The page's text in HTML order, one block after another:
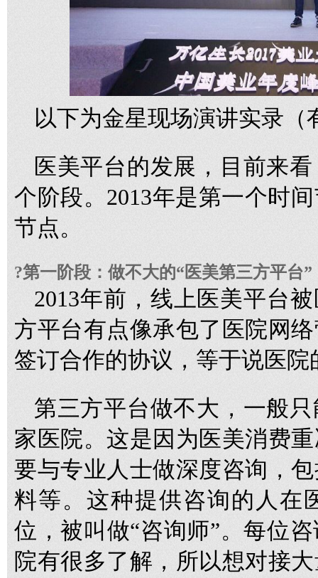
以下为金星现场演讲实录（
医美平台的发展，目前来
个阶段。2013年是第一个时
节点。
?第一阶段：做不大的“医美第三方平台”
2013年前，线上医美平台
方平台有点像承包了医院网
签订合作的协议，等于说医
第三方平台做不大，一般
家医院。这是因为医美消费
要与专业人士做深度咨询，
料等。这种提供咨询的人在
位，被叫做“咨询师”。每位
院有很多了解，所以想对接